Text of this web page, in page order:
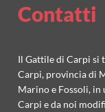
Contatti
Il Gattile di Carpi si
Carpi, provincia di
Marino e Fossoli, in
Carpi e da noi